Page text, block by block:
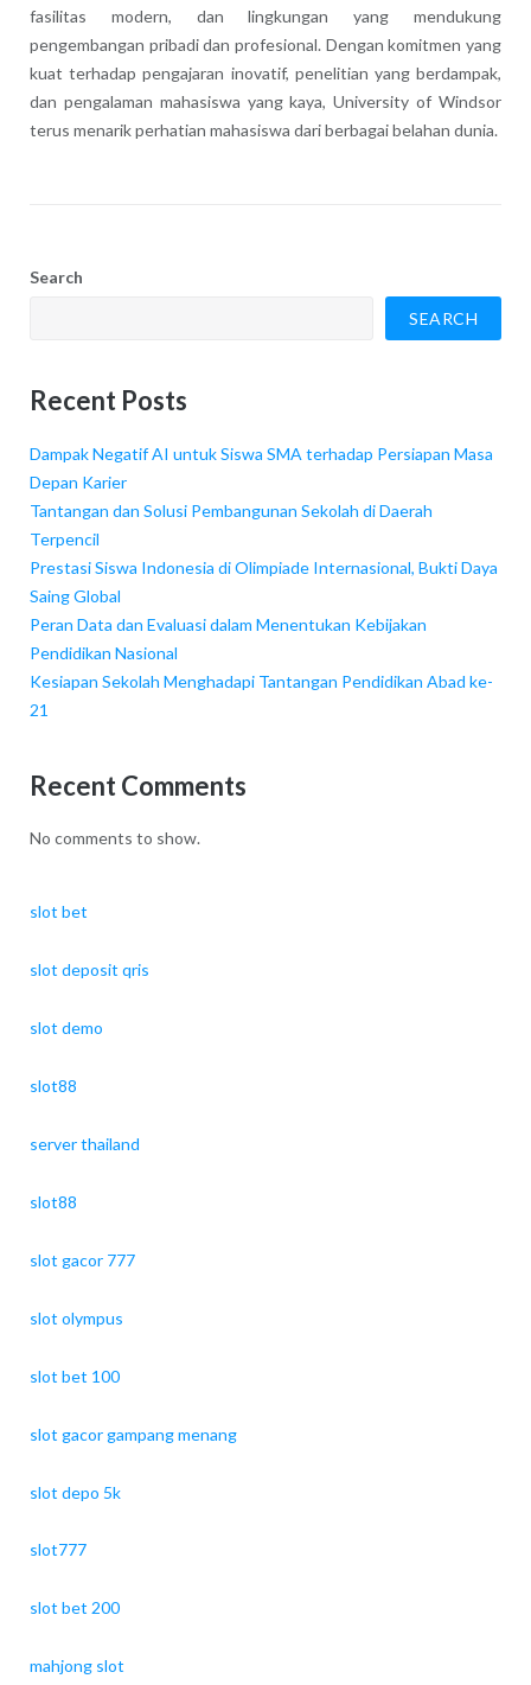
fasilitas modern, dan lingkungan yang mendukung
pengembangan pribadi dan profesional. Dengan komitmen yang
kuat terhadap pengajaran inovatif, penelitian yang berdampak,
dan pengalaman mahasiswa yang kaya, University of Windsor
terus menarik perhatian mahasiswa dari berbagai belahan dunia.
Search
SEARCH
Recent Posts
Dampak Negatif AI untuk Siswa SMA terhadap Persiapan Masa
Depan Karier
Tantangan dan Solusi Pembangunan Sekolah di Daerah
Terpencil
Prestasi Siswa Indonesia di Olimpiade Internasional, Bukti Daya
Saing Global
Peran Data dan Evaluasi dalam Menentukan Kebijakan
Pendidikan Nasional
Kesiapan Sekolah Menghadapi Tantangan Pendidikan Abad ke-
21
Recent Comments
No comments to show.
slot bet
slot deposit qris
slot demo
slot88
server thailand
slot88
slot gacor 777
slot olympus
slot bet 100
slot gacor gampang menang
slot depo 5k
slot777
slot bet 200
mahjong slot